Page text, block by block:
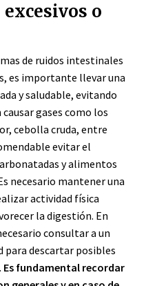
o
de ruidos intestinales
es importante llevar una
y saludable, evitando
gases como los
cebolla cruda, entre
evitar el
y alimentos
necesario mantener una
actividad física
la digestión. En
consultar a un
para descartar posibles
Es fundamental recordar